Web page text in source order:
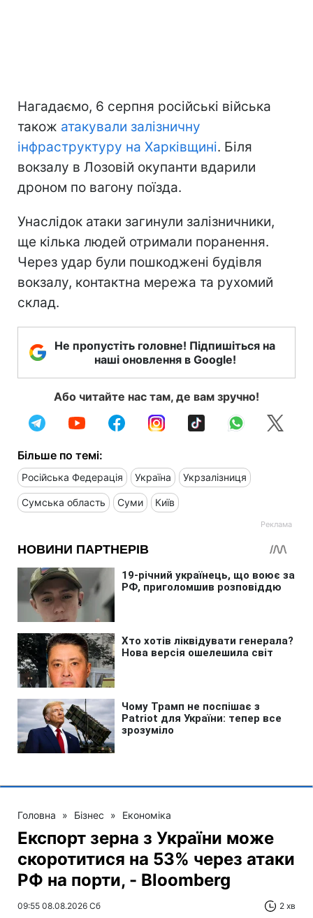
Нагадаємо, 6 серпня російські війська
також атакували залізничну
інфраструктуру на Харківщині. Біля
вокзалу в Лозовій окупанти вдарили
дроном по вагону поїзда.
Унаслідок атаки загинули залізничники,
ще кілька людей отримали поранення.
Через удар були пошкоджені будівля
вокзалу, контактна мережа та рухомий
склад.
Не пропустіть головне! Підпишіться на
наші оновлення в Google!
Або читайте нас там, де вам зручно!
Більше по темі:
Російська Федерація Україна Укрзалізниця
Сумська область Суми Київ
Головна » Бізнес » Економіка
Експорт зерна з України може
скоротитися на 53% через атаки
РФ на порти, - Bloomberg
09:55 08.08.2026 Сб 2 хв